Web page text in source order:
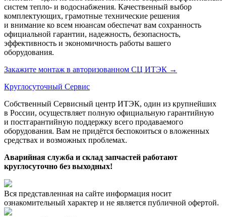
систем тепло- и водоснабжения. Качественный выбор
комплектующих, грамотные технические решения
и внимание ко всем нюансам обеспечат вам сохранность
официальной гарантии, надежность, безопасность,
эффективность и экономичность работы вашего
оборудования.
Закажите монтаж в авторизованном СЦ ИТЭК →
Круглосуточный Сервис
Собственный Сервисный центр ИТЭК, один из крупнейших
в России, осуществляет полную официальную гарантийную
и постгарантийную поддержку всего продаваемого
оборудования. Вам не придётся беспокоиться о вложенных
средствах и возможных проблемах.
Аварийная служба и склад запчастей работают
круглосуточно без выходных!
Вся представленная на сайте информация носит
ознакомительный характер и не является публичной офертой.